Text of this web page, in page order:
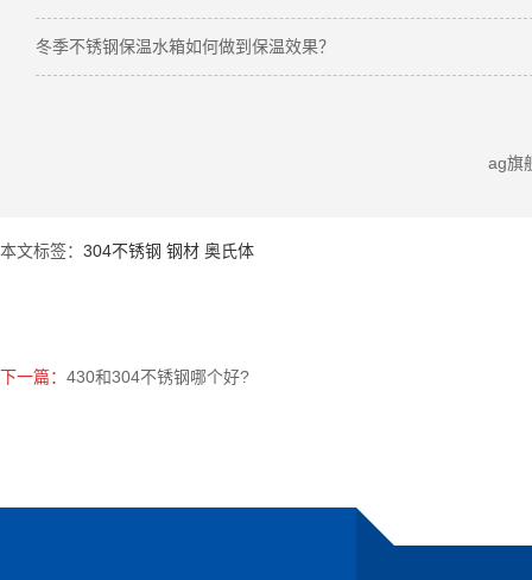
冬季不锈钢保温水箱如何做到保温效果？
ag旗
本文标签： 304不锈钢 钢材 奥氏体
下一篇： 430和304不锈钢哪个好?